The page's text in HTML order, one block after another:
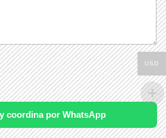
coordina por WhatsApp
USD